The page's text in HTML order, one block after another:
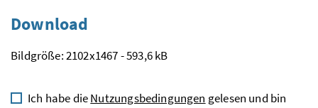
Download
Bildgröße: 2102x1467 - 593,6 kB
Ich habe dieNutzungsbedingungen gelesen und bin